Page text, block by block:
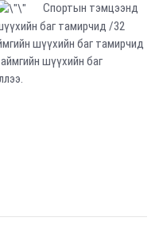
Спортын тэмцээнд
баг тамирчид /32
шүүхийн баг тамирчид
шүүхийн баг